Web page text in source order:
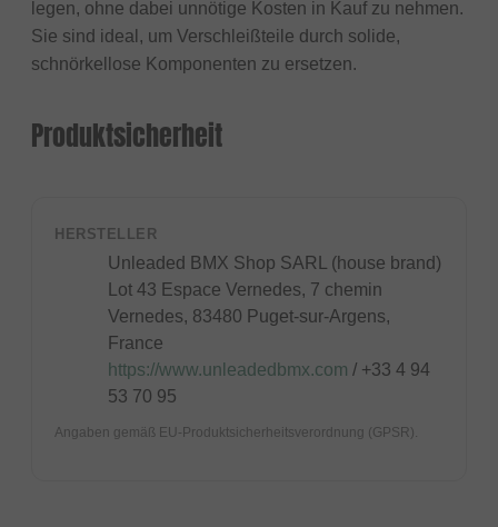
legen, ohne dabei unnötige Kosten in Kauf zu nehmen.
Sie sind ideal, um Verschleißteile durch solide,
schnörkellose Komponenten zu ersetzen.
Produktsicherheit
HERSTELLER
Unleaded BMX Shop SARL (house brand)
Lot 43 Espace Vernedes, 7 chemin
Vernedes, 83480 Puget-sur-Argens,
France
https://www.unleadedbmx.com / +33 4 94
53 70 95
Angaben gemäß EU-Produktsicherheitsverordnung (GPSR).